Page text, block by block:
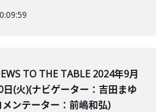
TO THE TABLE 2024年9月
日(火)(ナビゲーター：吉田まゆ
メンテーター：前嶋和弘)